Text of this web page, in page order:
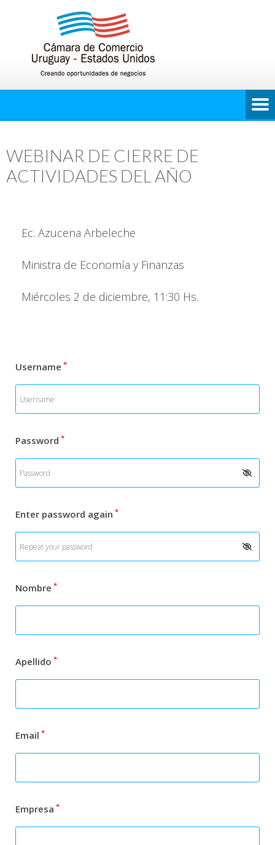
WEBINAR DE CIERRE DE
ACTIVIDADES DEL AÑO
Ec. Azucena Arbeleche
Ministra de Economía y Finanzas
Miércoles 2 de diciembre, 11:30 Hs.
Username *
Password *
Enter password again *
Nombre *
Apellido *
Email *
Empresa *